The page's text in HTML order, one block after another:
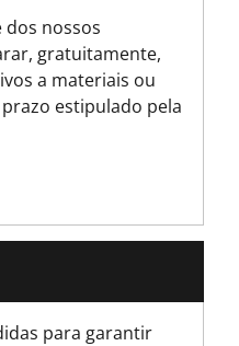
dos nossos
gratuitamente,
a materiais ou
estipulado pela
para garantir